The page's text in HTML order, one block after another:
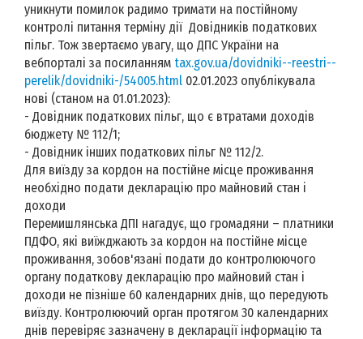
уникнути помилок радимо тримати на постійному
контролі питання терміну дії Довідників податкових
пільг. Тож звертаємо увагу, що ДПС України на
вебпорталі за посиланням tax.gov.ua/dovidniki--reestri--
perelik/dovidniki-/54005.html 02.01.2023 опублікувала
нові (станом на 01.01.2023):
- Довідник податкових пільг, що є втратами доходів
бюджету № 112/1;
- Довідник інших податкових пільг № 112/2.
Для виїзду за кордон на постійне місце проживання
необхідно подати декларацію про майновий стан і
доходи
Перемишлянська ДПІ нагадує, що громадяни – платники
ПДФО, які виїжджають за кордон на постійне місце
проживання, зобов'язані подати до контролюючого
органу податкову декларацію про майновий стан і
доходи не пізніше 60 календарних днів, що передують
виїзду. Контролюючий орган протягом 30 календарних
днів перевіряє зазначену в декларації інформацію та